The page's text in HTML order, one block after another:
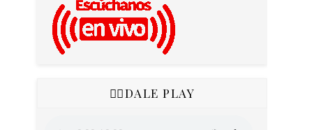
👇🏻DALE PLAY